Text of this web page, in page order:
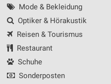
Mode & Bekleidung
Optiker & Hörakustik
Reisen & Tourismus
Restaurant
Schuhe
Sonderposten